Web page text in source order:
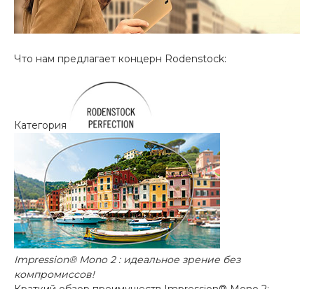
Что нам предлагает концерн Rodenstock:
Категория
Impression® Mono 2 : идеальное зрение без
компромиссов!